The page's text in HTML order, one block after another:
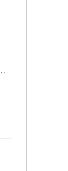
本格的に意識したのは高校3年生の部活が終わった5月くらいでした。東進長良校では、夏休みに2週間 […]